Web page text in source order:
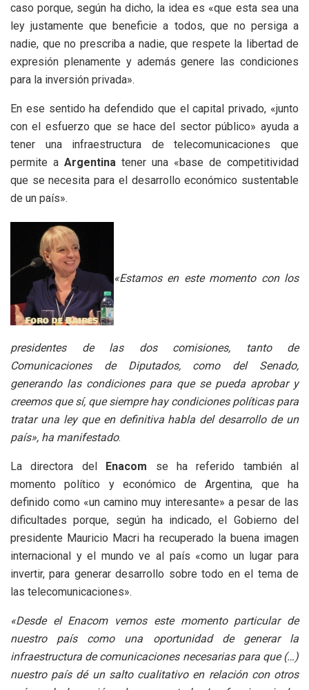
caso porque, según ha dicho, la idea es «que esta sea una
ley justamente que beneficie a todos, que no persiga a
nadie, que no prescriba a nadie, que respete la libertad de
expresión plenamente y además genere las condiciones
para la inversión privada».
En ese sentido ha defendido que el capital privado, «junto
con el esfuerzo que se hace del sector público» ayuda a
tener una infraestructura de telecomunicaciones que
permite a Argentina tener una «base de competitividad
que se necesita para el desarrollo económico sustentable
de un país».
«Estamos en este momento con los
presidentes de las dos comisiones, tanto de
Comunicaciones de Diputados, como del Senado,
generando las condiciones para que se pueda aprobar y
creemos que sí, que siempre hay condiciones políticas para
tratar una ley que en definitiva habla del desarrollo de un
país», ha manifestado.
La directora del Enacom se ha referido también al
momento político y económico de Argentina, que ha
definido como «un camino muy interesante» a pesar de las
dificultades porque, según ha indicado, el Gobierno del
presidente Mauricio Macri ha recuperado la buena imagen
internacional y el mundo ve al país «como un lugar para
invertir, para generar desarrollo sobre todo en el tema de
las telecomunicaciones».
«Desde el Enacom vemos este momento particular de
nuestro país como una oportunidad de generar la
infraestructura de comunicaciones necesarias para que (…)
nuestro país dé un salto cualitativo en relación con otros